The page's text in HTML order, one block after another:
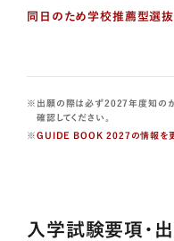
同日のため学校推薦型選抜
出願の際は必ず2027年度知の
確認してください。
GUIDE BOOK 2027の情報を更
入学試験要項・